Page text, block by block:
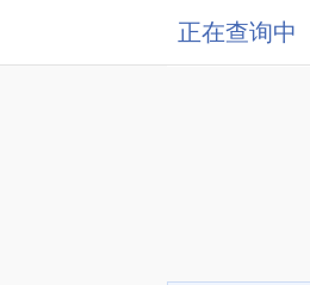
正在查询中